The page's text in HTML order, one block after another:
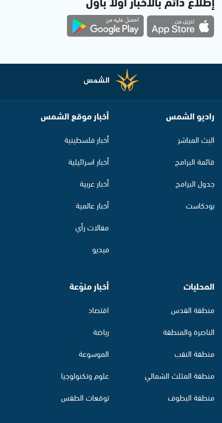
راديو الشمس
البث المباشر
قائمة البرامج
جدول البرامج
بودكاست
أخبار موقع الشمس
أخبار فلسطينية
أخبار اسرائيلية
أخبار عربية
أخبار عالمية
مقالات رأي
فيديو
المحليات
منطقة القدس
الناصرة والمنطقة
منطقة النقب
منطقة المثلث الشمالي
منطقة البطوف
أخبار منوّعة
اقتصاد
رياضة
الموسوعة
علوم وتكنولوجيا
توقعات الطقس